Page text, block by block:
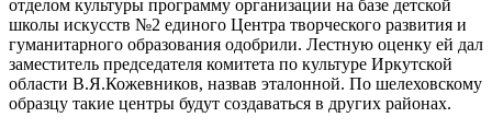
отделом культуры программу организации на базе детской
школы искусств №2 единого Центра творческого развития и
гуманитарного образования одобрили. Лестную оценку ей дал
заместитель председателя комитета по культуре Иркутской
области В.Я.Кожевников, назвав эталонной. По шелеховскому
образцу такие центры будут создаваться в других районах.